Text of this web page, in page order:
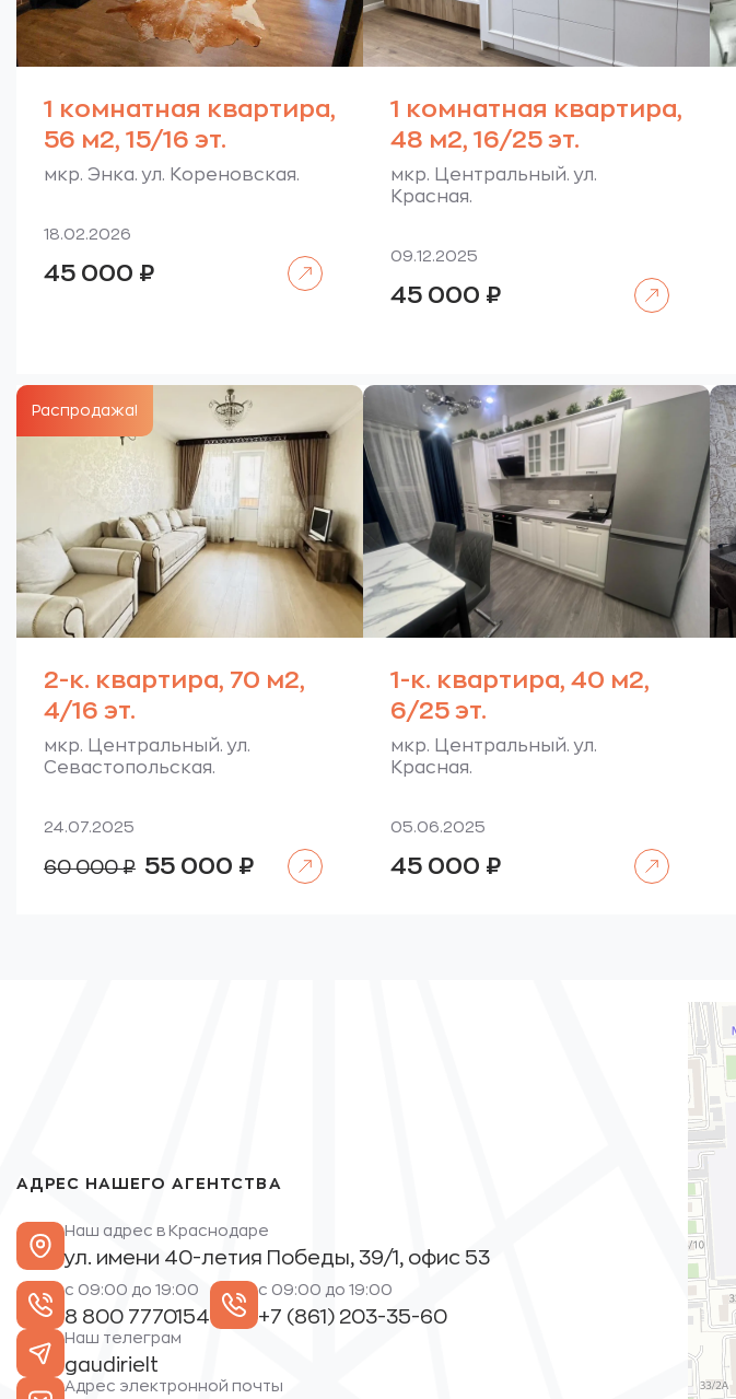
1 комнатная квартира,
56 м2, 15/16 эт.
мкр. Энка. ул. Кореновская.
18.02.2026
45 000 ₽
1 комнатная квартира,
48 м2, 16/25 эт.
мкр. Центральный. ул.
Красная.
09.12.2025
45 000 ₽
Распродажа!
2-к. квартира, 70 м2,
4/16 эт.
мкр. Центральный. ул.
Севастопольская.
24.07.2025
60 000₽
Первоначальная
цена
55 000 ₽Текущая
цена:
1-к. квартира, 40 м2,
6/25 эт.
мкр. Центральный. ул.
Красная.
05.06.2025
45 000 ₽
АДРЕС НАШЕГО АГЕНТСТВА
Наш адрес в Краснодаре
ул. имени 40-летия Победы, 39/1, офис 53
с 09:00 до 19:00
8 800 7770154
с 09:00 до 19:00
+7 (861) 203-35-60
Наш телеграм
gaudirielt
Адрес электронной почты